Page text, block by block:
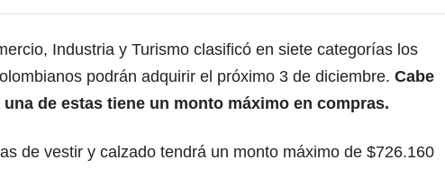
Industria y Turismo clasificó en siete categorías los
podrán adquirir el próximo 3 de diciembre. Cabe
de estas tiene un monto máximo en compras.
de vestir y calzado tendrá un monto máximo de $726.160